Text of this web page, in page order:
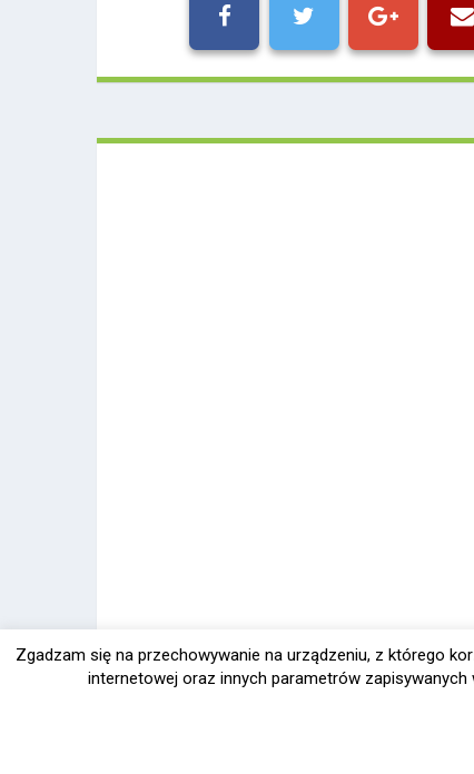
Zgadzam się na przechowywanie na urządzeniu, z którego
internetowej oraz innych parametrów zapisywanych